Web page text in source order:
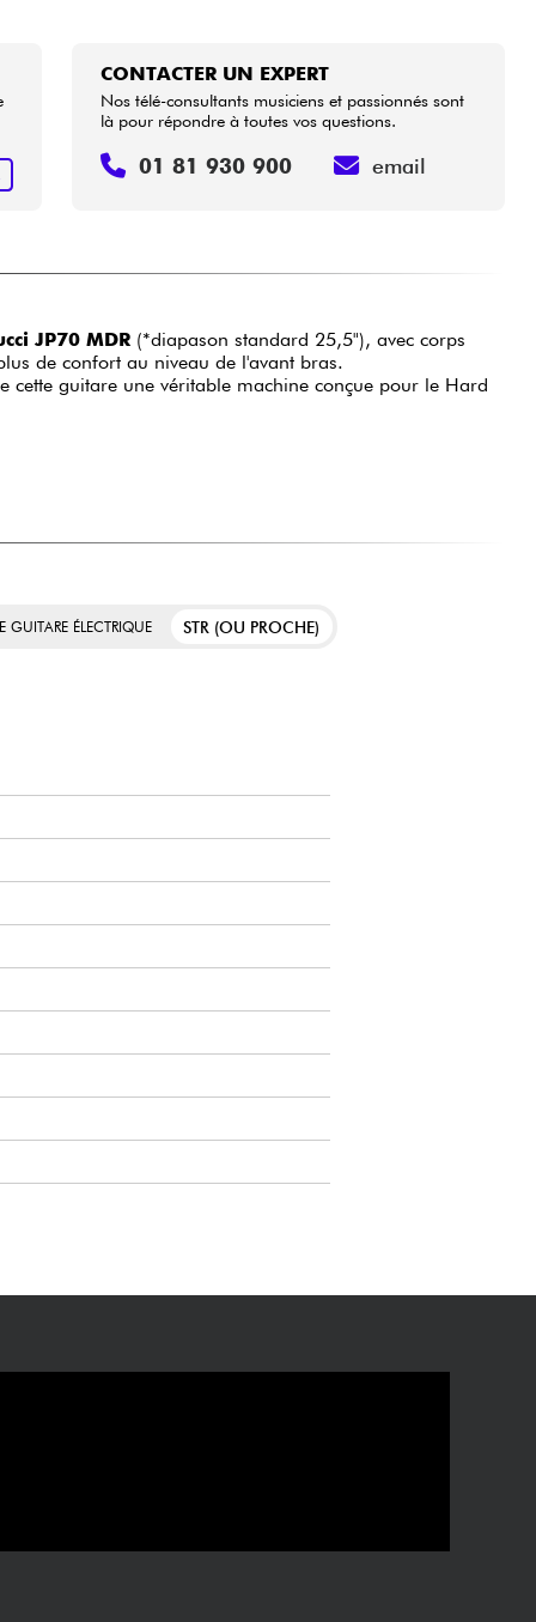
CONTACTER UN EXPERT
Nos télé-consultants musiciens et passionnés sont
là pour répondre à toutes vos questions.
01 81 930 900 email
JP70 MDR(*diapason standard 25,5"), avec corps
de confort au niveau de l'avant bras.
guitare une véritable machine conçue pour le Hard
GUITARE ÉLECTRIQUE STR (OU PROCHE)